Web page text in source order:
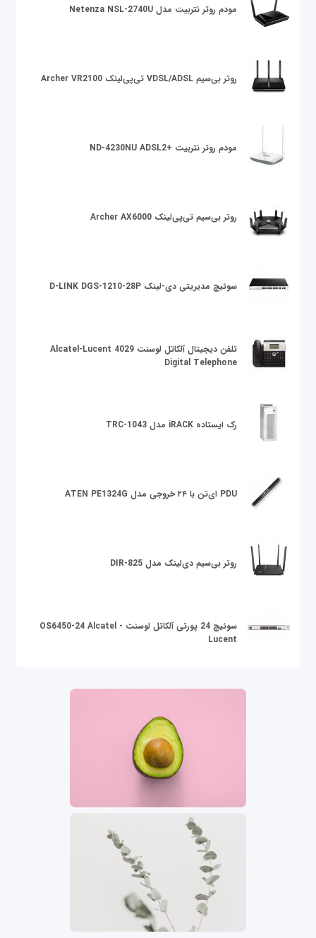
مودم روتر نتربیت مدل Netenza NSL-2740U
روتر بی‌سیم VDSL/ADSL تی‌پی‌لینک Archer VR2100
مودم روتر نتربیت +ND-4230NU ADSL2
روتر بی‌سیم تی‌پی‌لینک Archer AX6000
سوئیچ مدیریتی دی-لینک D-LINK DGS-1210-28P
تلفن دیجیتال آلکاتل لوسنت Alcatel-Lucent 4029
Digital Telephone
رک ایستاده iRACK مدل TRC-1043
PDU ای‌تن با ۲۴ خروجی مدل ATEN PE1324G
روتر بی‌سیم دی‌لینک مدل DIR-825
سوئیچ 24 پورتی آلکاتل لوسنت OS6450-24 Alcatel -
Lucent